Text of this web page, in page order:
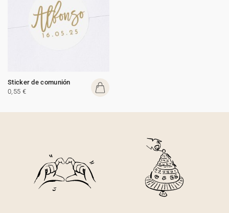
Sticker de comunión
0,55 €